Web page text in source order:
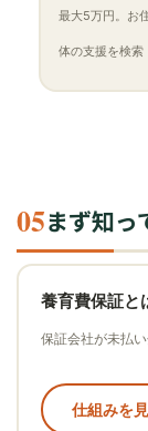
最大5万円。お
体の支援を検索
05まず知っ
養育費保証と
保証会社が未払
仕組みを